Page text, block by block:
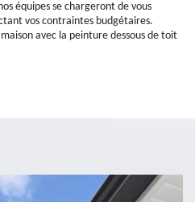
équipes se chargeront de vous
vos contraintes budgétaires.
avec la peinture dessous de toit